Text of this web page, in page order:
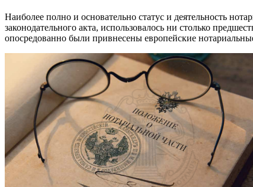
Наиболее полно и основательно статус и деятельность
законодательного акта, использовалось ни столько
опосредованно были привнесены европейские